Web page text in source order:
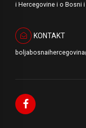
i Hercegovine i o Bosni
KONTAKT